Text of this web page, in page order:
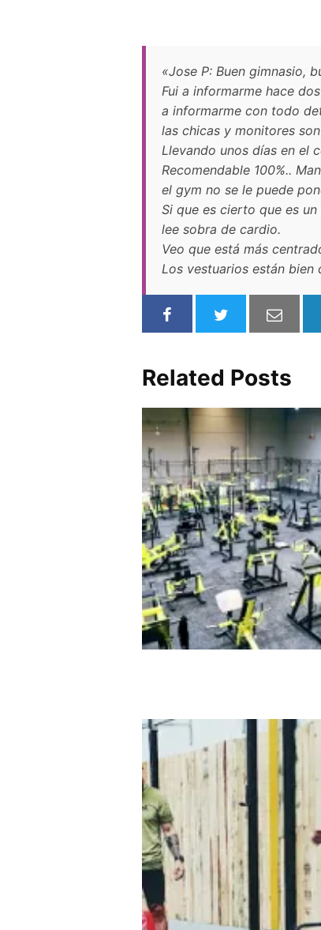
«Jose P: Buen gimnasio,
Fui a informarme hace
a informarme con todo
las chicas y monitores
Llevando unos días en el
Recomendable 100%..
el gym no se le puede
Si que es cierto que es
lee sobra de cardio.
Veo que está más
Los vestuarios están bien
Related Posts